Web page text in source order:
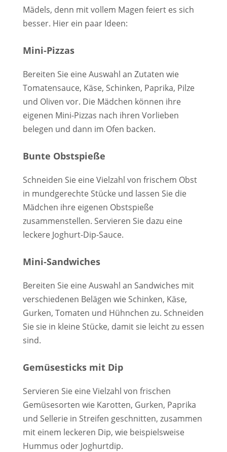
Mädels, denn mit vollem Magen feiert es sich
besser. Hier ein paar Ideen:
Mini-Pizzas
Bereiten Sie eine Auswahl an Zutaten wie
Tomatensauce, Käse, Schinken, Paprika, Pilze
und Oliven vor. Die Mädchen können ihre
eigenen Mini-Pizzas nach ihren Vorlieben
belegen und dann im Ofen backen.
Bunte Obstspieße
Schneiden Sie eine Vielzahl von frischem Obst
in mundgerechte Stücke und lassen Sie die
Mädchen ihre eigenen Obstspieße
zusammenstellen. Servieren Sie dazu eine
leckere Joghurt-Dip-Sauce.
Mini-Sandwiches
Bereiten Sie eine Auswahl an Sandwiches mit
verschiedenen Belägen wie Schinken, Käse,
Gurken, Tomaten und Hühnchen zu. Schneiden
Sie sie in kleine Stücke, damit sie leicht zu essen
sind.
Gemüsesticks mit Dip
Servieren Sie eine Vielzahl von frischen
Gemüsesorten wie Karotten, Gurken, Paprika
und Sellerie in Streifen geschnitten, zusammen
mit einem leckeren Dip, wie beispielsweise
Hummus oder Joghurtdip.